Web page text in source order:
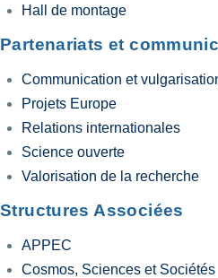
Hall de montage
Partenariats et
Communication et
Projets Europe
Relations internationales
Science ouverte
Valorisation de la recherche
Structures Associées
APPEC
Cosmos, Sciences et Sociétés